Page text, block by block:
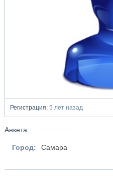
Регистрация:5 лет назад
Анкета
Город: Самара